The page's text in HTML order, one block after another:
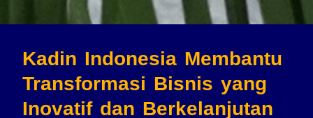
Kadin Indonesia Membantu
Transformasi Bisnis yang
Inovatif dan Berkelanjutan